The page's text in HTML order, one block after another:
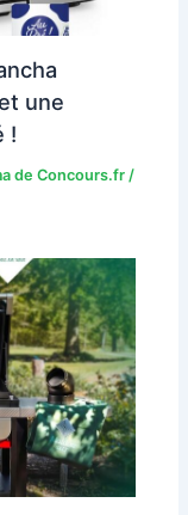
une
!
de Concours.fr /